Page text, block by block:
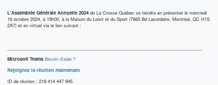
L'Assemblée Générale Annuelle 2024 de La Crosse Québec se tiendra en présentiel le mercredi
16 octobre 2024, à 19h00, à la Maison du Loisir et du Sport (7665 Bd Lacordaire, Montréal, QC H1S
2A7) et en virtuel via le lien suivant :
Microsoft Teams Besoin d'aide ?
Rejoignez la réunion maintenant
ID de réunion : 218 414 447 945